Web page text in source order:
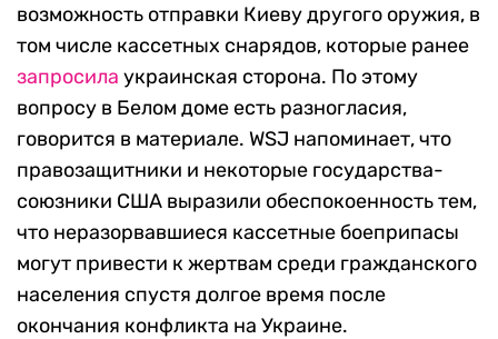
возможность отправки Киеву другого оружия, в
том числе кассетных снарядов, которые ранее
запросила украинская сторона. По этому
вопросу в Белом доме есть разногласия,
говорится в материале. WSJ напоминает, что
правозащитники и некоторые государства-
союзники США выразили обеспокоенность тем,
что неразорвавшиеся кассетные боеприпасы
могут привести к жертвам среди гражданского
населения спустя долгое время после
окончания конфликта на Украине.